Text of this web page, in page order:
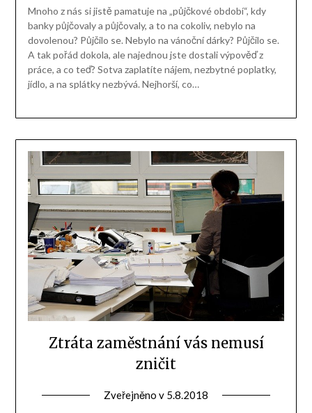
Mnoho z nás si jistě pamatuje na „půjčkové období“, kdy
banky půjčovaly a půjčovaly, a to na cokoliv, nebylo na
dovolenou? Půjčilo se. Nebylo na vánoční dárky? Půjčilo se.
A tak pořád dokola, ale najednou jste dostali výpověď z
práce, a co teď? Sotva zaplatíte nájem, nezbytné poplatky,
jídlo, a na splátky nezbývá. Nejhorší, co…
Ztráta zaměstnání vás nemusí
zničit
Zveřejněno v 5.8.2018